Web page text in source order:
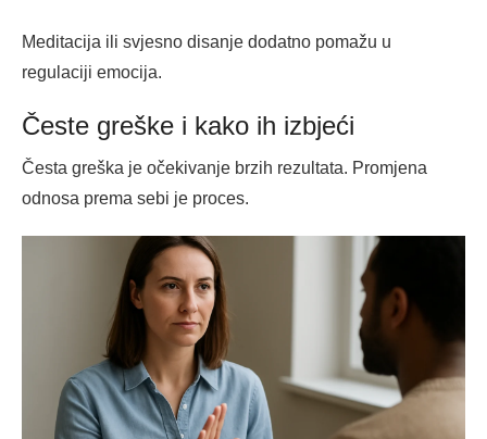
Meditacija ili svjesno disanje dodatno pomažu u
regulaciji emocija.
Česte greške i kako ih izbjeći
Česta greška je očekivanje brzih rezultata. Promjena
odnosa prema sebi je proces.